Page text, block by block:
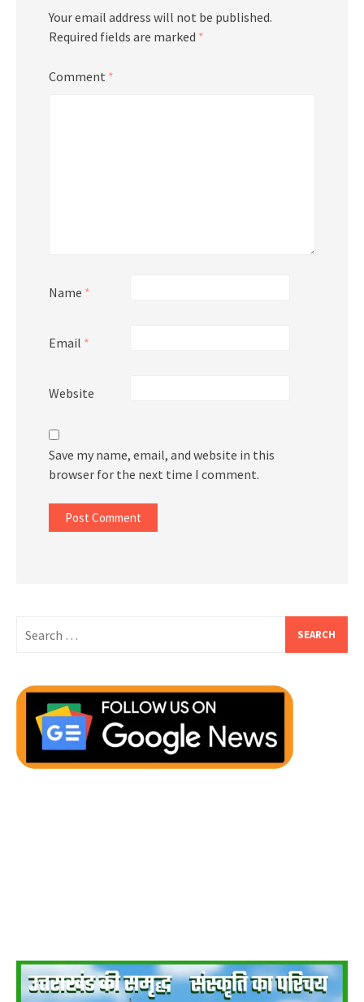
Your email address will not be published.
Required fields are marked *
Comment *
Name *
Email *
Website
Save my name, email, and website in this
browser for the next time I comment.
for: